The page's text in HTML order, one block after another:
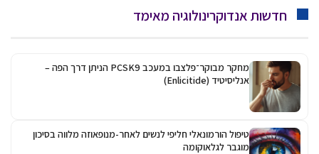
חדשות אנדוקרינולוגיה מאימד
מחקר מבוקר־פלצבו במעכב PCSK9 הניתן דרך הפה –
אנליסיטיד (Enlicitide)
טיפול הורמונאלי חליפי לנשים לאחר-מנופאוזה מלווה בסיכון
מוגבר לגלאוקומה